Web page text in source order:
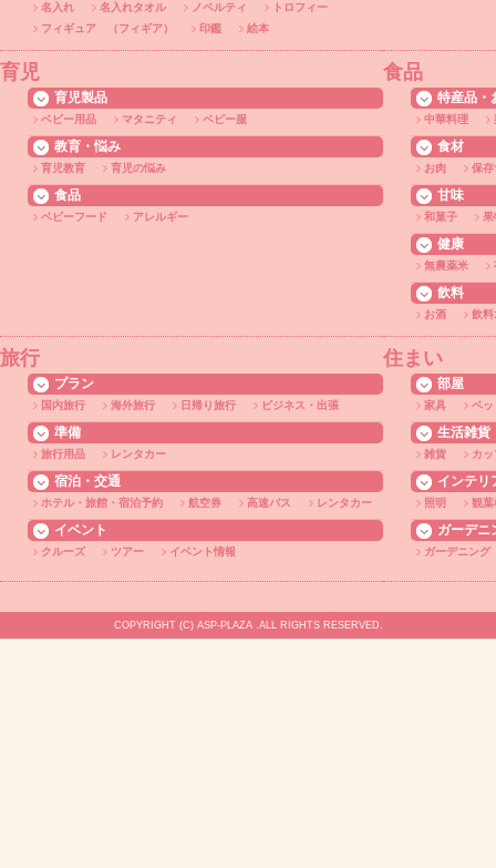
名入れ 名入れタオル ノベルティ
トロフィー
フィギュア （フィギア）
印鑑 絵本
育児
育児製品
ベビー用品 マタニティ ベビー服
教育・悩み
育児教育 育児の悩み
食品
ベビーフード アレルギー
食品
特産品・
中華料理
食材
お肉 保存
甘味
和菓子 果
健康
無農薬米
飲料
お酒 飲料
旅行
プラン
国内旅行 海外旅行 日帰り旅行 ビジネス・出張
準備
旅行用品 レンタカー
宿泊・交通
ホテル・旅館・宿泊予約 航空券 高速バス レンタカー
イベント
クルーズ ツアー イベント情報
住まい
部屋
家具 ベッ
生活雑貨
雑貨 カッ
インテリ
照明 観葉
ガーデニ
ガーデニング
COPYRIGHT (C) ASP-PLAZA .ALL RIGHTS RESERVED.